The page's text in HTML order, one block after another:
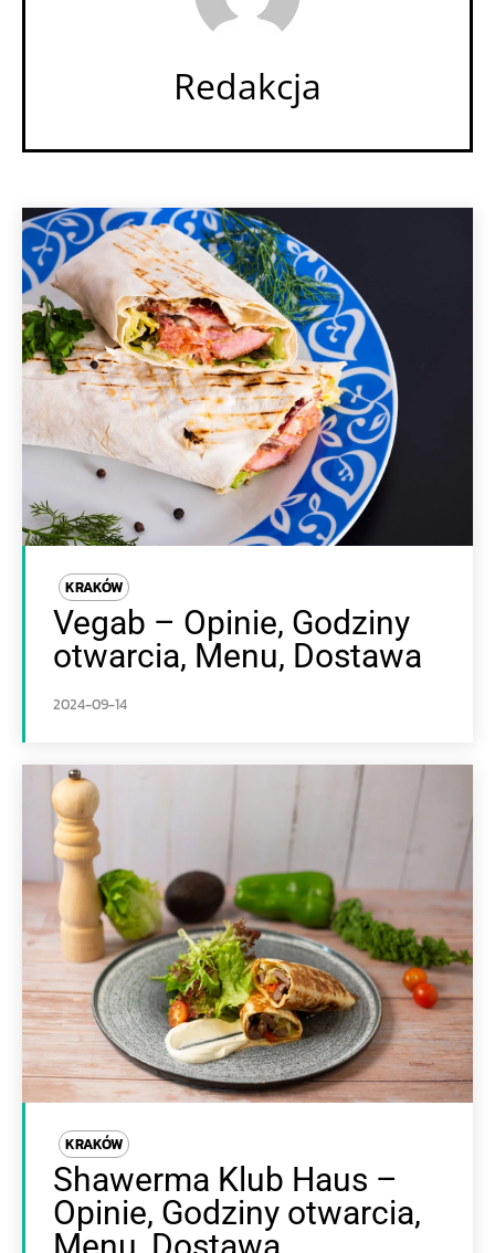
Redakcja
KRAKÓW
Vegab – Opinie, Godziny
otwarcia, Menu, Dostawa
2024-09-14
KRAKÓW
Shawerma Klub Haus –
Opinie, Godziny otwarcia,